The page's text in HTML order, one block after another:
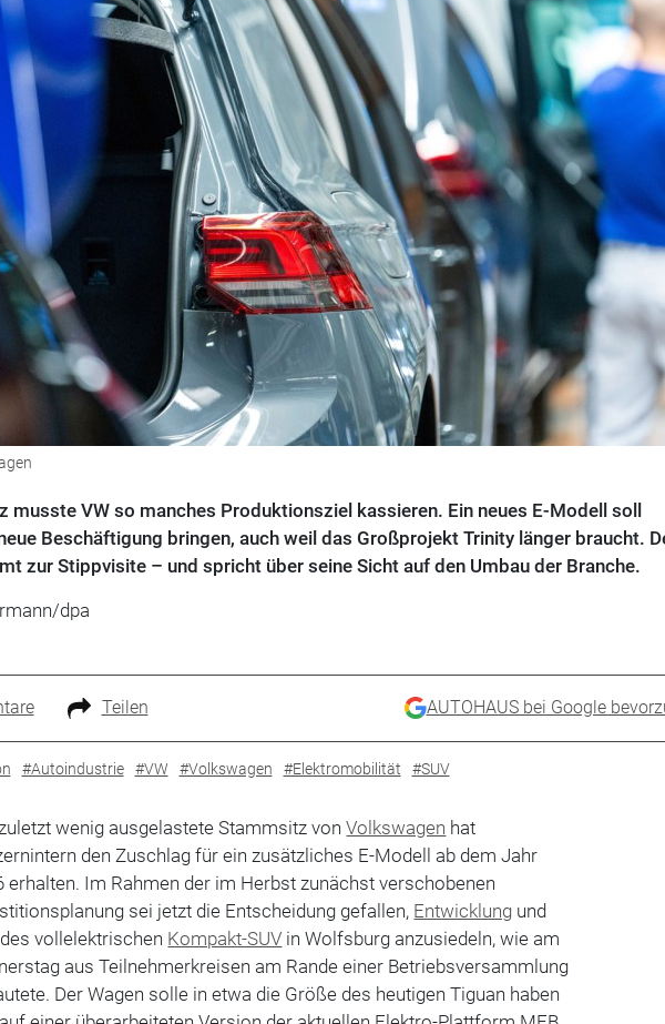
musste VW so manches Produktionsziel kassieren. Ein neues E-Modell soll
Beschäftigung bringen, auch weil das Großprojekt Trinity länger braucht.
zur Stippvisite – und spricht über seine Sicht auf den Umbau der Branche.
dpa
Teilen AUTOHAUS bei Google
#Autoindustrie #VW #Volkswagen #Elektromobilität #SUV
wenig ausgelastete Stammsitz vonVolkswagen hat
den Zuschlag für ein zusätzliches E-Modell ab dem Jahr
erhalten. Im Rahmen der im Herbst zunächst verschobenen
sei jetzt die Entscheidung gefallen, Entwicklung und
vollelektrischen Kompakt-SUV in Wolfsburg anzusiedeln, wie am
aus Teilnehmerkreisen am Rande einer Betriebsversammlung
Der Wagen solle in etwa die Größe des heutigen Tiguan haben